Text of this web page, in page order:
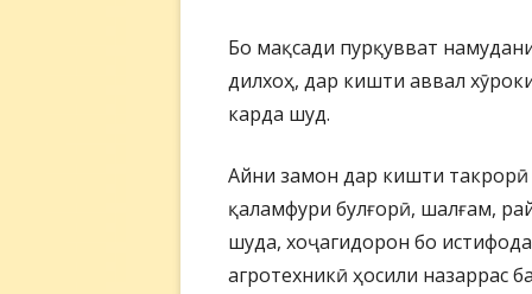
Бо мақсади пурқувват
дилхоҳ, дар кишти аввал
карда шуд.
Айни замон дар кишти
қаламфури булғорӣ, шалғам,
шуда, хоҷагидорон бо
агротехникӣ ҳосили назаррас